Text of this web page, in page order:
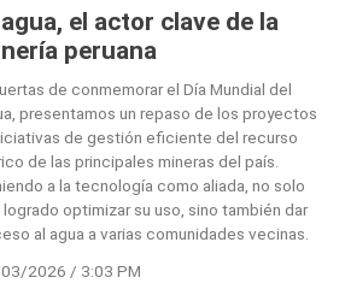
el actor clave de la
peruana
de conmemorar el Día Mundial del
presentamos un repaso de los proyectos
de gestión eficiente del recurso
de las principales mineras del país.
a la tecnología como aliada, no solo
logrado optimizar su uso, sino también dar
al agua a varias comunidades vecinas.
2026 / 3:03 PM